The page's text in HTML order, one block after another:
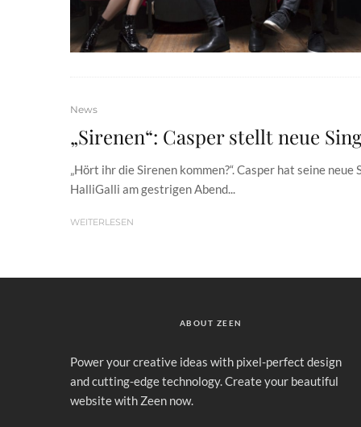
News
„Sirenen“: Casper stellt neue
„Hört ihr die Sirenen kommen?“. Casper hat seine
HalliGalli am gestrigen Abend...
WEITERLESEN
ABOUT ZEEN
Power your creative ideas with pixel-perfect design
and cutting-edge technology. Create your beautiful
website with Zeen now.